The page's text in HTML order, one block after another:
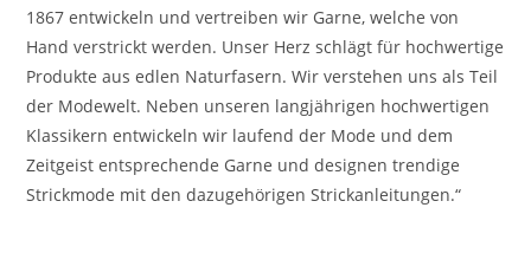
1867 entwickeln und vertreiben wir Garne, welche von
Hand verstrickt werden. Unser Herz schlägt für hochwertige
Produkte aus edlen Naturfasern. Wir verstehen uns als Teil
der Modewelt. Neben unseren langjährigen hochwertigen
Klassikern entwickeln wir laufend der Mode und dem
Zeitgeist entsprechende Garne und designen trendige
Strickmode mit den dazugehörigen Strickanleitungen.“